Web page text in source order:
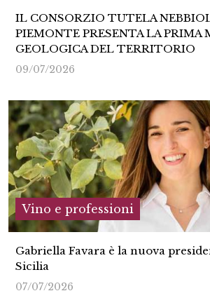
IL CONSORZIO TUTELA
PIEMONTE PRESENTA LA PRIMA
GEOLOGICA DEL TERRITORIO
09/07/2026
Vino e professioni
Gabriella Favara è la nuova
Sicilia
07/07/2026